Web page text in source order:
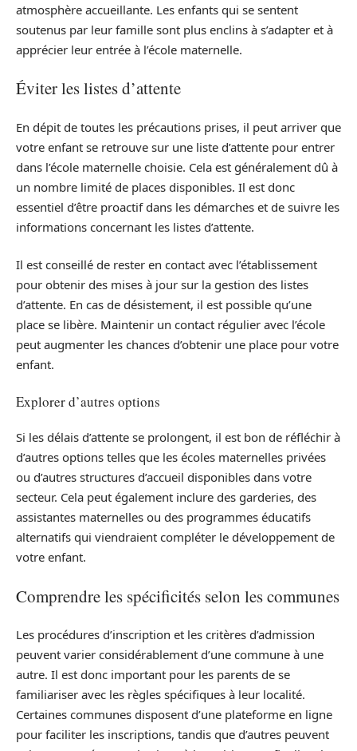
atmosphère accueillante. Les enfants qui se sentent
soutenus par leur famille sont plus enclins à s’adapter et à
apprécier leur entrée à l’école maternelle.
Éviter les listes d’attente
En dépit de toutes les précautions prises, il peut arriver que
votre enfant se retrouve sur une liste d’attente pour entrer
dans l’école maternelle choisie. Cela est généralement dû à
un nombre limité de places disponibles. Il est donc
essentiel d’être proactif dans les démarches et de suivre les
informations concernant les listes d’attente.
Il est conseillé de rester en contact avec l’établissement
pour obtenir des mises à jour sur la gestion des listes
d’attente. En cas de désistement, il est possible qu’une
place se libère. Maintenir un contact régulier avec l’école
peut augmenter les chances d’obtenir une place pour votre
enfant.
Explorer d’autres options
Si les délais d’attente se prolongent, il est bon de réfléchir à
d’autres options telles que les écoles maternelles privées
ou d’autres structures d’accueil disponibles dans votre
secteur. Cela peut également inclure des garderies, des
assistantes maternelles ou des programmes éducatifs
alternatifs qui viendraient compléter le développement de
votre enfant.
Comprendre les spécificités selon les communes
Les procédures d’inscription et les critères d’admission
peuvent varier considérablement d’une commune à une
autre. Il est donc important pour les parents de se
familiariser avec les règles spécifiques à leur localité.
Certaines communes disposent d’une plateforme en ligne
pour faciliter les inscriptions, tandis que d’autres peuvent